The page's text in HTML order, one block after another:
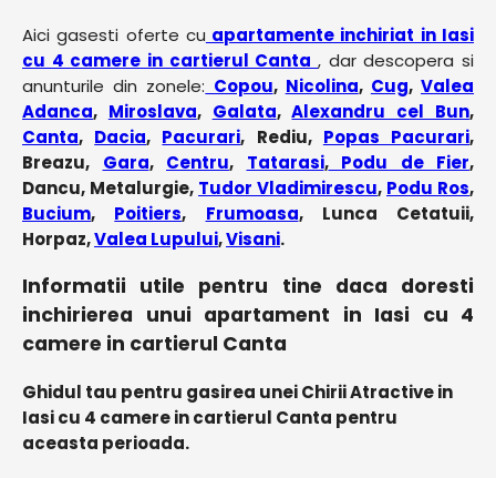
Aici gasesti oferte cu apartamente inchiriat in Iasi
cu 4 camere in cartierul Canta , dar descopera si
anunturile din zonele: Copou, Nicolina, Cug,Valea
Adanca, Miroslava, Galata,Alexandru cel Bun,
Canta, Dacia, Pacurari, Rediu, Popas Pacurari,
Breazu, Gara, Centru, Tatarasi,Podu de Fier,
Dancu, Metalurgie, Tudor Vladimirescu, Podu Ros,
Bucium, Poitiers, Frumoasa, Lunca Cetatuii,
Horpaz,Valea Lupului,Visani.
Informatii utile pentru tine daca doresti
inchirierea unui apartament in Iasi cu 4
camere in cartierul Canta
Ghidul tau pentru gasirea unei Chirii Atractive in
Iasi cu 4 camere in cartierul Canta pentru
aceasta perioada.